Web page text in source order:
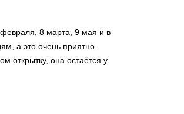
8 марта, 9 мая и в
а это очень приятно.
открытку, она остаётся у